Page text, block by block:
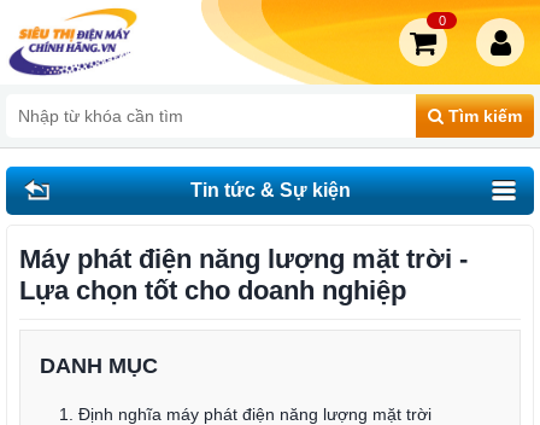
Tìm kiếm
0
Tin tức & Sự kiện
Máy phát điện năng lượng mặt trời -
Lựa chọn tốt cho doanh nghiệp
DANH MỤC
1. Định nghĩa máy phát điện năng lượng mặt trời